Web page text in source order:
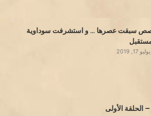
سبقت عصرها … و استشرفت سوداوية
يوليو 17, 2019
الحلقة الأولى